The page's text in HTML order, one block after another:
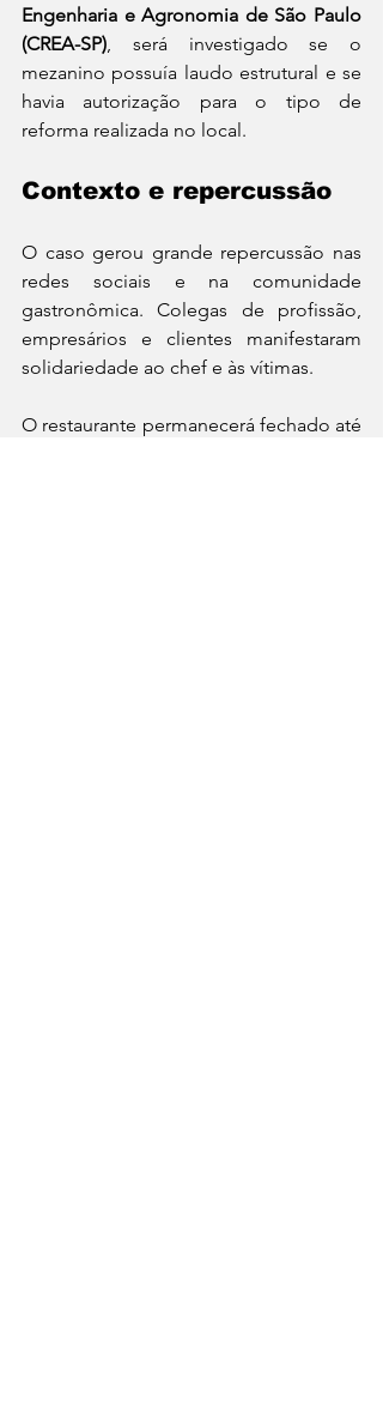
Engenharia e Agronomia de São Paulo
(CREA-SP), será investigado se o
mezanino possuía laudo estrutural e se
havia autorização para o tipo de
reforma realizada no local.
Contexto e repercussão
O caso gerou grande repercussão nas
redes sociais e na comunidade
gastronômica. Colegas de profissão,
empresários e clientes manifestaram
solidariedade ao chef e às vítimas.
O restaurante permanecerá fechado até